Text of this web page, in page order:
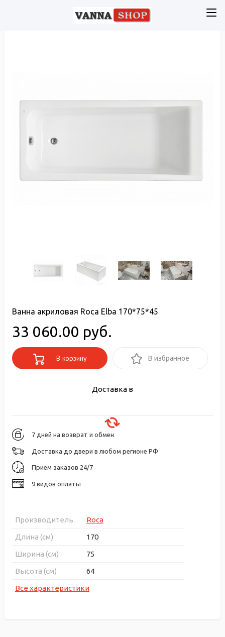
Ванна акриловая Roca Elba 170*75*45
33 060.00 руб.
В корзину В избранное
Доставка в
7 дней на возврат и обмен
Доставка до двери в любом регионе РФ
Прием заказов 24/7
9 видов оплаты
Производитель
Roca
Длина (см)
170
Ширина (см)
75
Высота (см)
64
Все характеристики